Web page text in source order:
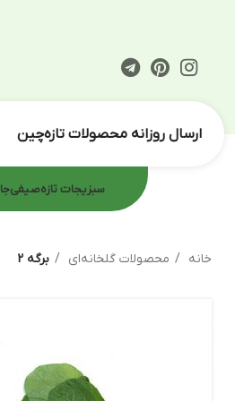
ارسال روزانه محصولات تازه‌چین
سبزیجات تازه
خانه محصولات گلخانه‌ای برگه 2